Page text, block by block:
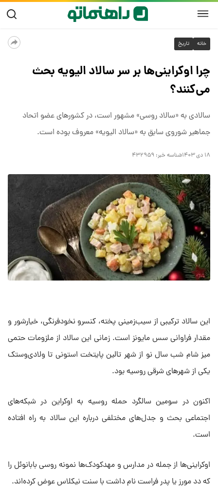
خانه تاریخ
چرا اوکراینی‌ها بر سر سالاد الیویه بحث
می‌کنند؟
سالادی به «سالاد روسی» مشهور است، در کشور‌های عضو اتحاد
جماهیر شوروی سابق به «سالاد الیویه» معروف بوده است.
۱۸ دی ۱۴۰۳ شناسه خبر: ۴۳۲۹۵۹
این سالاد ترکیبی از سیب‌زمینی پخته، کنسرو نخود‌فرنگی، خیار‌شور و
مقدار فراوانی سس مایونز است. زمانی این سالاد از ملزومات حتمی
میز شام شب سال نو از شهر تالین پایتخت استونی تا ولادی‌وستک
یکی از شهر‌های شرقی روسیه بود.
اکنون در سومین سالگرد حمله روسیه به اوکراین در شبکه‌های
اجتماعی بحث و جدل‌های مختلفی درباره این سالاد به راه افتاده
است.
اوکراینی‌ها از جمله در مدارس و مهد‌کودک‌‌ها نمونه روسی بابا‌نوئل را
که دد مورز یا پدر ‌فراست نام داشت با سنت نیکلاس عوض کرده‌اند.